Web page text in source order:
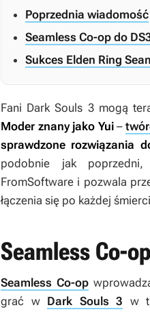
Poprzednia wiadomość
Seamless Co-op do
Sukces Elden Ring
Fani Dark Souls 3mogą
Moder znany jako Yui–
sprawdzone rozwiązania
podobnie jak
FromSoftware i pozwala
łączenia się po każdej
Seamless Co-
Seamless Co-op
grać w Dark Souls 3 w